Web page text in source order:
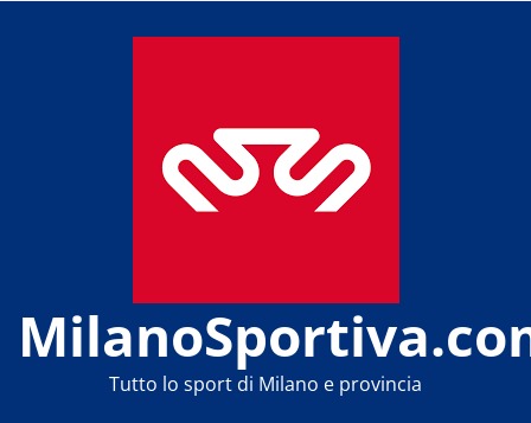
Tutto lo sport di Milano e provincia